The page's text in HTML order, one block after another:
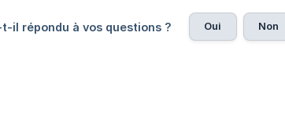
il répondu à vos questions ? Oui Non